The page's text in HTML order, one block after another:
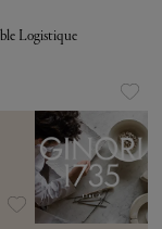
Logistique